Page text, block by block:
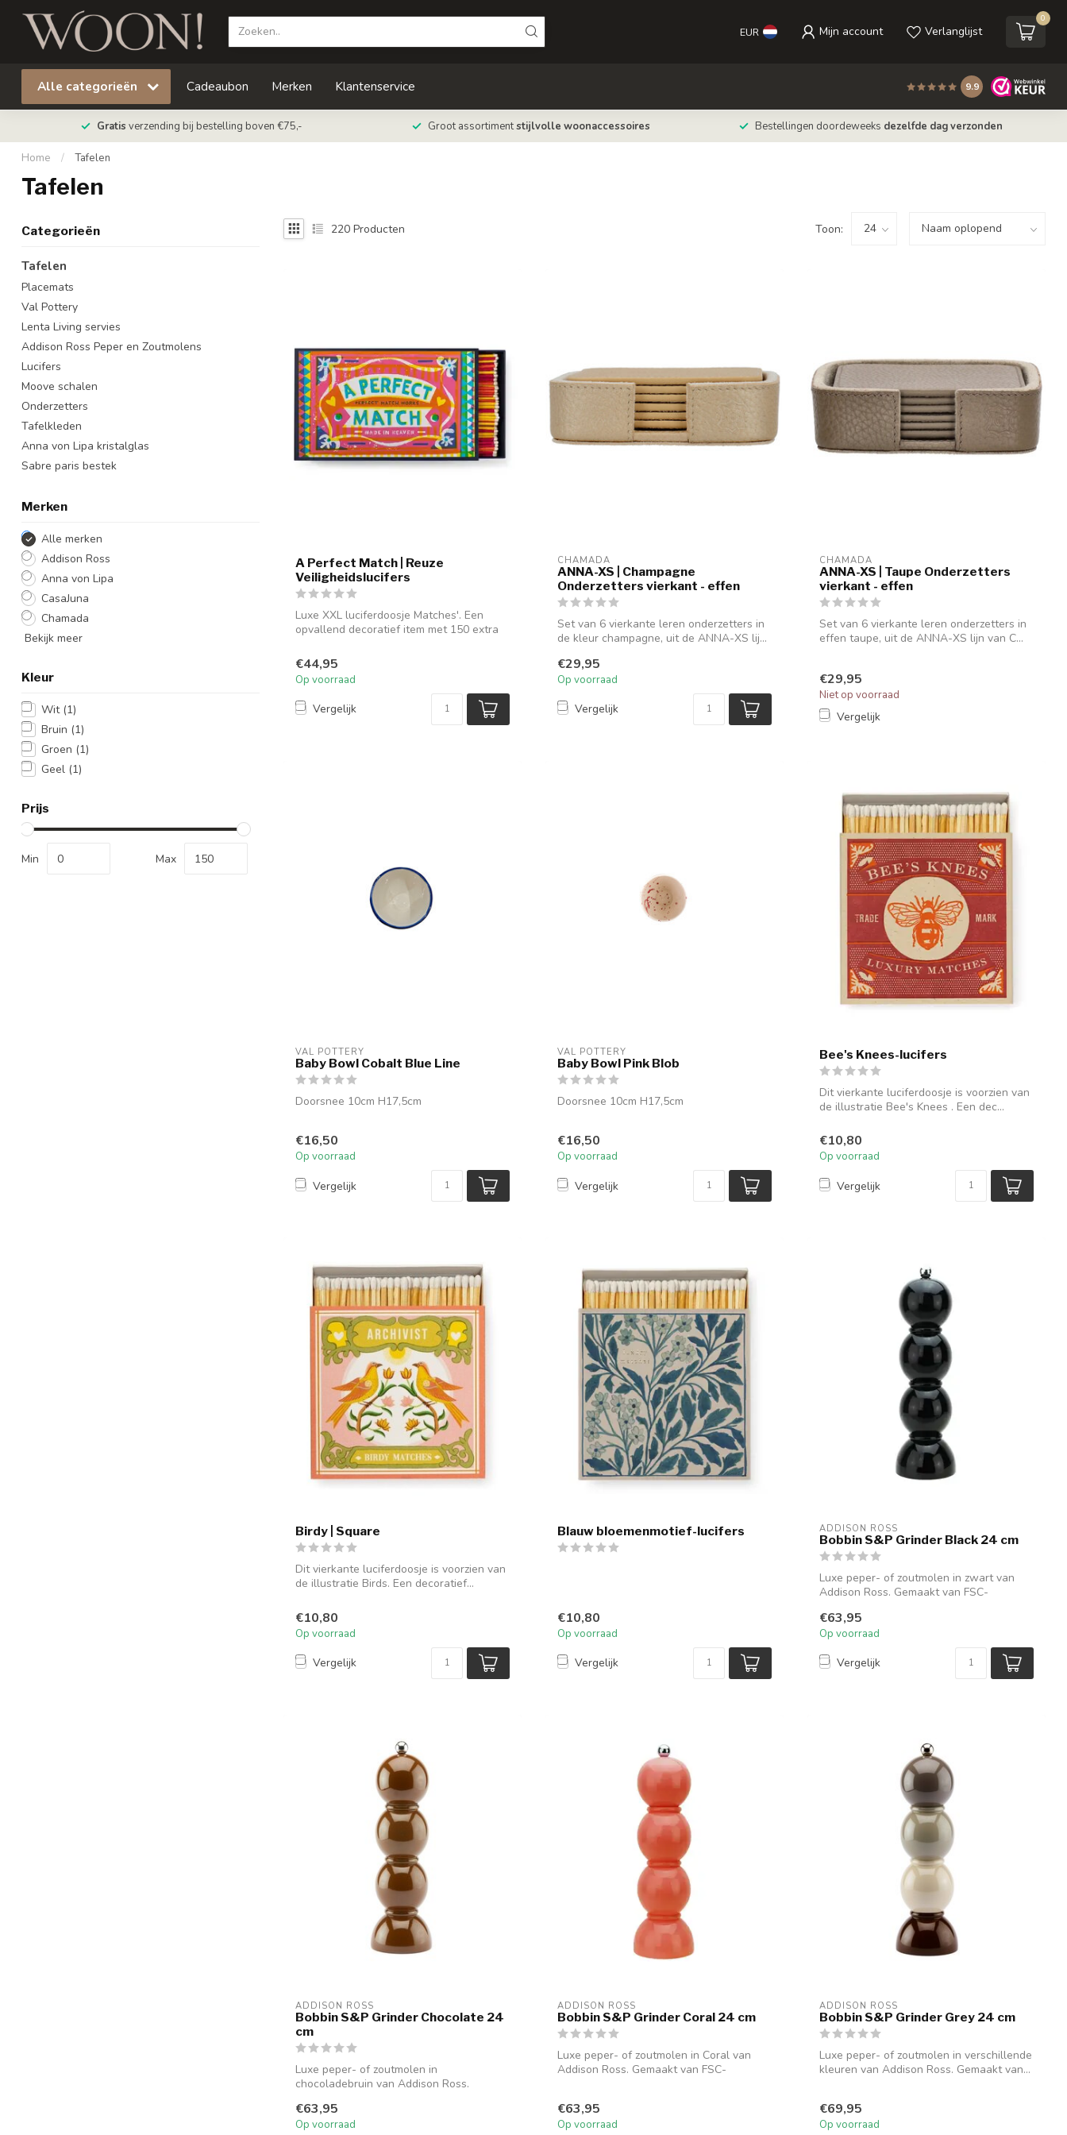
EUR Mijn account Verlanglijst
0
Alle categorieën Cadeaubon Merken Klantenservice 9.9
Gratis verzending bij bestelling boven €75,- Groot assortimentstijlvolle woonaccessoires Bestellingen doordeweeks dezelfde dag verzonden
Home / Tafelen
Tafelen
Categorieën
Tafelen
Placemats
Val Pottery
Lenta Living servies
Addison Ross Peper en Zoutmolens
Lucifers
Moove schalen
Onderzetters
Tafelkleden
Anna von Lipa kristalglas
Sabre paris bestek
Merken
Alle merken
Addison Ross
Anna von Lipa
CasaJuna
Chamada
Bekijk meer
Kleur
Wit (1)
Bruin (1)
Groen (1)
Geel (1)
Prijs
Min Max
220 Producten Toon:
A Perfect Match | Reuze
Veiligheidslucifers
Luxe XXL luciferdoosje Matches'. Een
opvallend decoratief item met 150 extra
€44,95
Op voorraad
Vergelijk
CHAMADA
ANNA-XS | Champagne
Onderzetters vierkant - effen
Set van 6 vierkante leren onderzetters in
de kleur champagne, uit de ANNA-XS lij...
€29,95
Op voorraad
Vergelijk
CHAMADA
ANNA-XS | Taupe Onderzetters
vierkant - effen
Set van 6 vierkante leren onderzetters in
effen taupe, uit de ANNA-XS lijn van C...
€29,95
Niet op voorraad
Vergelijk
VAL POTTERY
Baby Bowl Cobalt Blue Line
Doorsnee 10cm H17,5cm
€16,50
Op voorraad
Vergelijk
VAL POTTERY
Baby Bowl Pink Blob
Doorsnee 10cm H17,5cm
€16,50
Op voorraad
Vergelijk
Bee's Knees-lucifers
Dit vierkante luciferdoosje is voorzien van
de illustratie Bee's Knees . Een dec...
€10,80
Op voorraad
Vergelijk
Birdy | Square
Dit vierkante luciferdoosje is voorzien van
de illustratie Birds. Een decoratief...
€10,80
Op voorraad
Vergelijk
Blauw bloemenmotief-lucifers
€10,80
Op voorraad
Vergelijk
ADDISON ROSS
Bobbin S&P Grinder Black 24 cm
Luxe peper- of zoutmolen in zwart van
Addison Ross. Gemaakt van FSC-
€63,95
Op voorraad
Vergelijk
ADDISON ROSS
Bobbin S&P Grinder Chocolate 24
cm
Luxe peper- of zoutmolen in
chocoladebruin van Addison Ross.
€63,95
Op voorraad
ADDISON ROSS
Bobbin S&P Grinder Coral 24 cm
Luxe peper- of zoutmolen in Coral van
Addison Ross. Gemaakt van FSC-
€63,95
Op voorraad
ADDISON ROSS
Bobbin S&P Grinder Grey 24 cm
Luxe peper- of zoutmolen in verschillende
kleuren van Addison Ross. Gemaakt van...
€69,95
Op voorraad